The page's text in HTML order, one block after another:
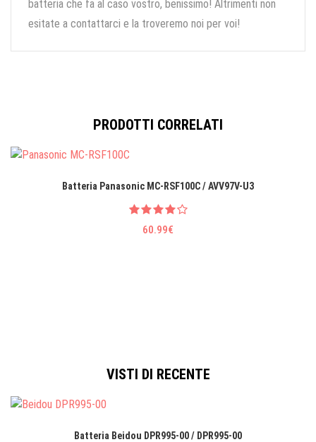
batteria che fa al caso vostro, benissimo! Altrimenti non
esitate a contattarci e la troveremo noi per voi!
PRODOTTI CORRELATI
Batteria Panasonic MC-RSF100C / AVV97V-U3
60.99€
VISTI DI RECENTE
Batteria Beidou DPR995-00 / DPR995-00